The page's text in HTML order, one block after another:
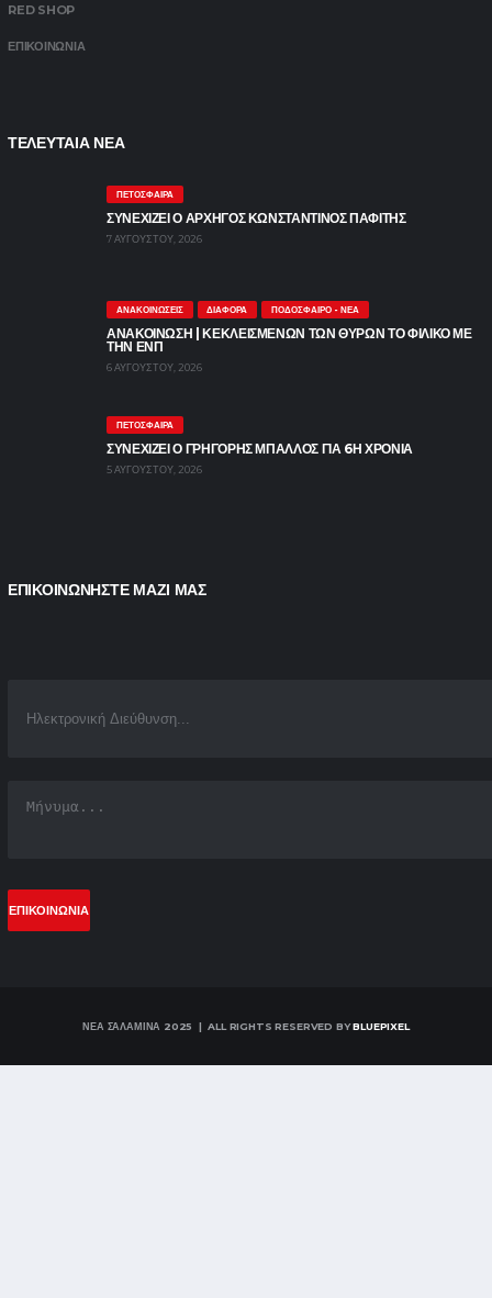
RED SHOP
ΕΠΙΚΟΙΝΩΝΙΑ
ΤΕΛΕΥΤΑΙΑ ΝΕΑ
ΠΕΤΌΣΦΑΙΡΑ
ΣΥΝΕΧΙΖΕΙ Ο ΑΡΧΗΓΟΣ ΚΩΝΣΤΑΝΤΙΝΟΣ ΠΑΦΙΤΗΣ
7 ΑΥΓΟΎΣΤΟΥ, 2026
ΑΝΑΚΟΙΝΏΣΕΙΣ ΔΙΆΦΟΡΑ ΠΟΔΌΣΦΑΙΡΟ - ΝΈΑ
ΑΝΑΚΟΙΝΩΣΗ | ΚΕΚΛΕΙΣΜΕΝΩΝ ΤΩΝ ΘΥΡΩΝ ΤΟ ΦΙΛΙΚΟ ΜΕ
ΤΗΝ ΕΝΠ
6 ΑΥΓΟΎΣΤΟΥ, 2026
ΠΕΤΌΣΦΑΙΡΑ
ΣΥΝΕΧΙΖΕΙ Ο ΓΡΗΓΟΡΗΣ ΜΠΑΛΛΟΣ ΓΙΑ 6Η ΧΡΟΝΙΑ
5 ΑΥΓΟΎΣΤΟΥ, 2026
ΕΠΙΚΟΙΝΩΝΗΣΤΕ ΜΑΖΙ ΜΑΣ
ΝΕΑ ΣΑΛΑΜΙΝΑ 2025 | ALL RIGHTS RESERVED BYBLUEPIXEL